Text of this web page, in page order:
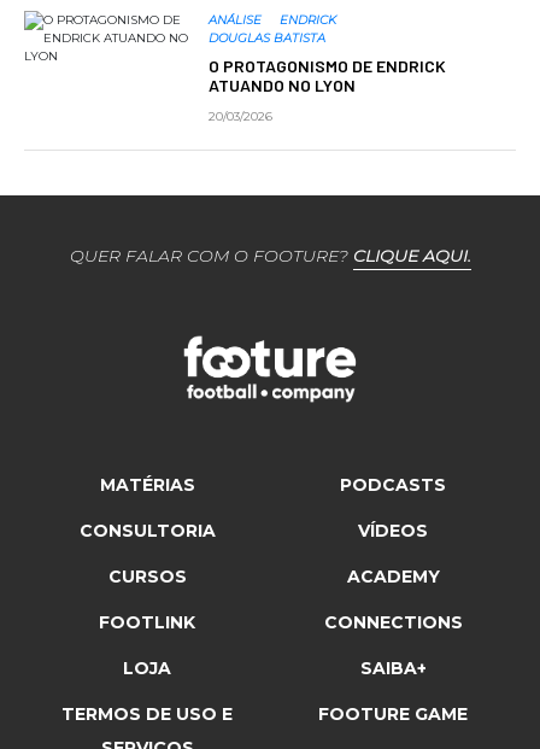
ANÁLISE
ENDRICK
DOUGLAS BATISTA
O PROTAGONISMO DE ENDRICK
ATUANDO NO LYON
20/03/2026
QUER FALAR COM O FOOTURE? CLIQUE AQUI.
MATÉRIAS PODCASTS
CONSULTORIA VÍDEOS
CURSOS ACADEMY
FOOTLINK CONNECTIONS
LOJA SAIBA+
TERMOS DE USO E
FOOTURE GAME